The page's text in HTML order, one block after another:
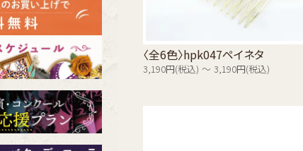
〈全6色〉hpk047ペイネタ
3,190円(税込) ～ 3,190円(税込)